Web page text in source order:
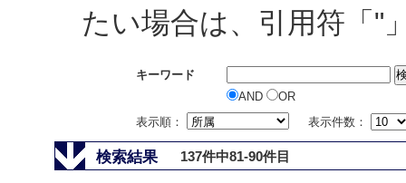
たい場合は、引用符「"
キーワード
AND
OR
表示順：
表示件数：
検索結果 137件中81-90件目